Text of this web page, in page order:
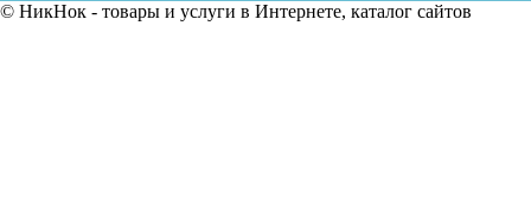
© НикНок - товары и услуги в Интернете, каталог сайтов